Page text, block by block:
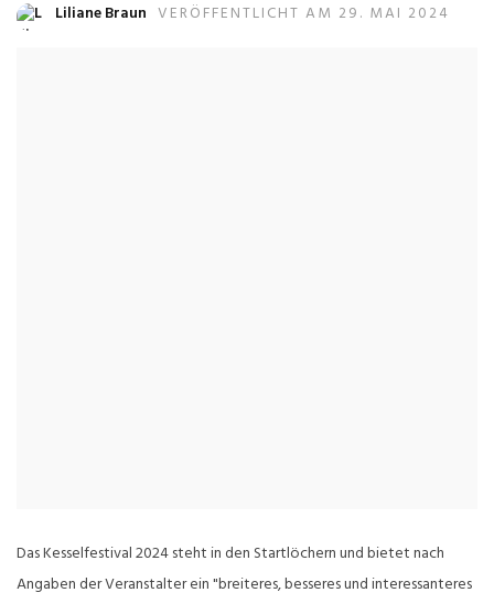
Liliane Braun VERÖFFENTLICHT AM 29. MAI 2024
Das Kesselfestival 2024 steht in den Startlöchern und bietet nach
Angaben der Veranstalter ein "breiteres, besseres und interessanteres